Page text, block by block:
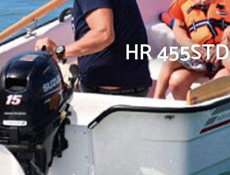
HR 455STD